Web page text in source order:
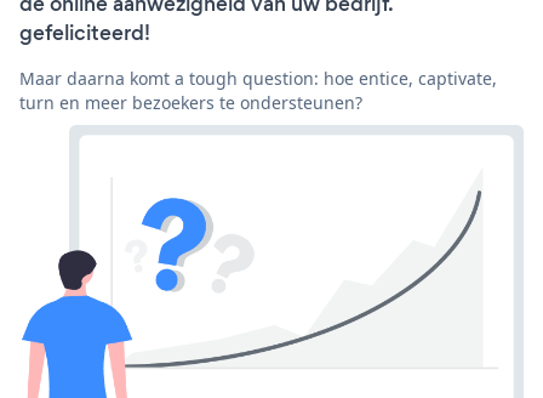
gefeliciteerd!
Maar daarna komt a tough question: hoe entice, captivate,
turn en meer bezoekers te ondersteunen?